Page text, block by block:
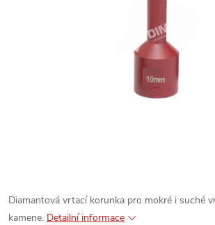
Diamantová vrtací korunka pro mokré i suché
kamene. Detailní informace